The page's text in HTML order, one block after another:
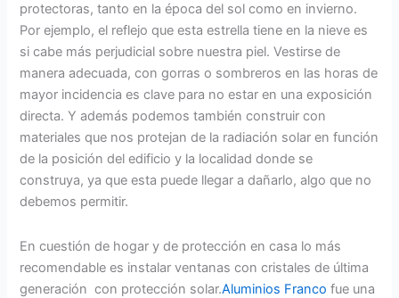
protectoras, tanto en la época del sol como en invierno.
Por ejemplo, el reflejo que esta estrella tiene en la nieve es
si cabe más perjudicial sobre nuestra piel. Vestirse de
manera adecuada, con gorras o sombreros en las horas de
mayor incidencia es clave para no estar en una exposición
directa. Y además podemos también construir con
materiales que nos protejan de la radiación solar en función
de la posición del edificio y la localidad donde se
construya, ya que esta puede llegar a dañarlo, algo que no
debemos permitir.
En cuestión de hogar y de protección en casa lo más
recomendable es instalar ventanas con cristales de última
generación con protección solar.Aluminios Franco fue una